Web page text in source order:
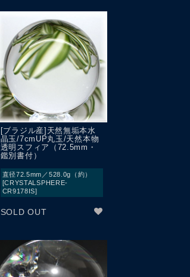
[ブラジル産]天然無垢本水
晶玉/7cmUP丸玉/天然本物
透明スフィア（72.5mm・
鑑別書付）
直径72.5mm／528.0g（約）
[CRYSTALSPHERE-
CR9178IS]
SOLD OUT